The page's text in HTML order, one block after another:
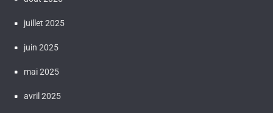
juillet 2025
juin 2025
mai 2025
avril 2025